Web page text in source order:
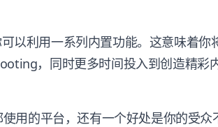
以利用一系列内置功能。这意味着你
，同时更多时间投入到创造精彩
用的平台，还有一个好处是你的受众